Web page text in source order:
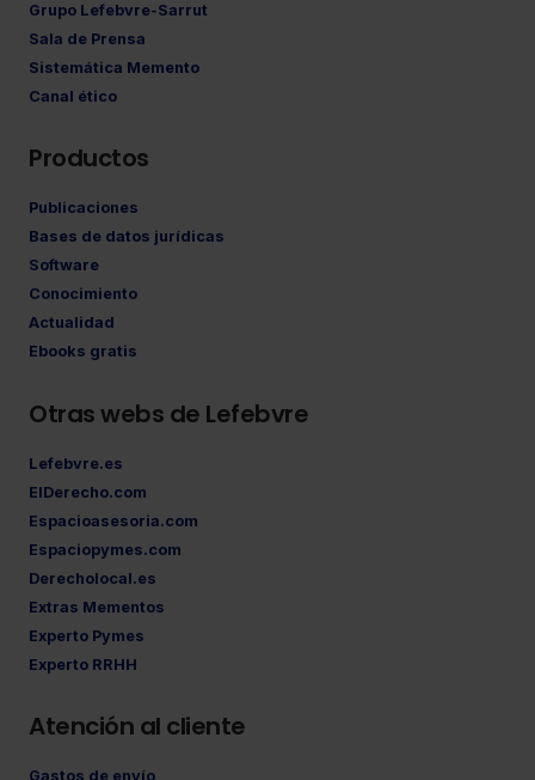
Grupo Lefebvre-Sarrut
Sala de Prensa
Sistemática Memento
Canal ético
Productos
Publicaciones
Bases de datos jurídicas
Software
Conocimiento
Actualidad
Ebooks gratis
Otras webs de Lefebvre
Lefebvre.es
ElDerecho.com
Espacioasesoria.com
Espaciopymes.com
Derecholocal.es
Extras Mementos
Experto Pymes
Experto RRHH
Atención al cliente
Gastos de envío